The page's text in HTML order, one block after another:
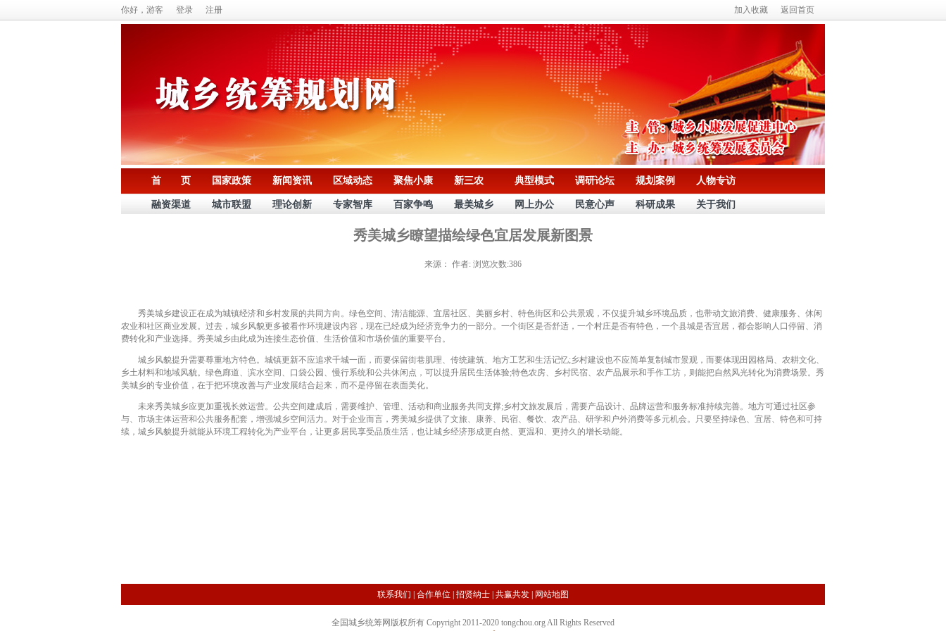
你好，游客 登录 注册 加入收藏 返回首页
首 页 国家政策 新闻资讯 区域动态 聚焦小康 新三农 典型模式 调研论坛 规划案例 人物专访
融资渠道 城市联盟 理论创新 专家智库 百家争鸣 最美城乡 网上办公 民意心声 科研成果 关于我们
秀美城乡瞭望描绘绿色宜居发展新图景
来源： 作者: 浏览次数:386
秀美城乡建设正在成为城镇经济和乡村发展的共同方向。绿色空间、清洁能源、宜居社区、美丽乡村、特色街区和公共景观，不仅提升城乡环境品质，也带动文旅消费、健康服务、休闲
农业和社区商业发展。过去，城乡风貌更多被看作环境建设内容，现在已经成为经济竞争力的一部分。一个街区是否舒适，一个村庄是否有特色，一个县城是否宜居，都会影响人口停留、消
费转化和产业选择。秀美城乡由此成为连接生态价值、生活价值和市场价值的重要平台。
城乡风貌提升需要尊重地方特色。城镇更新不应追求千城一面，而要保留街巷肌理、传统建筑、地方工艺和生活记忆;乡村建设也不应简单复制城市景观，而要体现田园格局、农耕文化、
乡土材料和地域风貌。绿色廊道、滨水空间、口袋公园、慢行系统和公共休闲点，可以提升居民生活体验;特色农房、乡村民宿、农产品展示和手作工坊，则能把自然风光转化为消费场景。秀
美城乡的专业价值，在于把环境改善与产业发展结合起来，而不是停留在表面美化。
未来秀美城乡应更加重视长效运营。公共空间建成后，需要维护、管理、活动和商业服务共同支撑;乡村文旅发展后，需要产品设计、品牌运营和服务标准持续完善。地方可通过社区参
与、市场主体运营和公共服务配套，增强城乡空间活力。对于企业而言，秀美城乡提供了文旅、康养、民宿、餐饮、农产品、研学和户外消费等多元机会。只要坚持绿色、宜居、特色和可持
续，城乡风貌提升就能从环境工程转化为产业平台，让更多居民享受品质生活，也让城乡经济形成更自然、更温和、更持久的增长动能。
联系我们 合作单位 招贤纳士 共赢共发 网站地图
全国城乡统筹网版权所有 Copyright 2011-2020 tongchou.org All Rights Reserved